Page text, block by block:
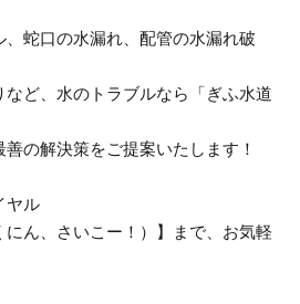
蛇口の水漏れ、配管の水漏れ破
など、水のトラブルなら「ぎふ水道
の解決策をご提案いたします！
ヤル
にん、さいこー！）】まで、お気軽